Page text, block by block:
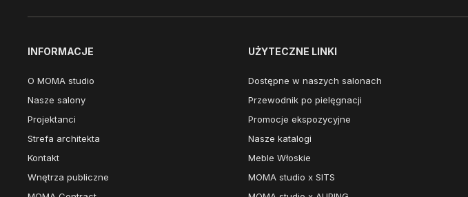
INFORMACJE
O MOMA studio
Nasze salony
Projektanci
Strefa architekta
Kontakt
Wnętrza publiczne
UŻYTECZNE LINKI
Dostępne w naszych salonach
Przewodnik po pielęgnacji
Promocje ekspozycyjne
Nasze katalogi
Meble Włoskie
MOMA studio x SITS